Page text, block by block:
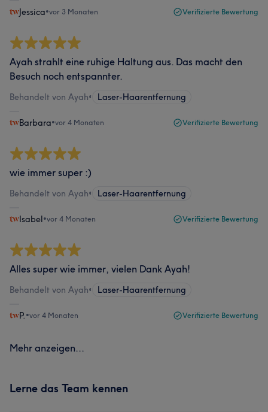
Jessica•vor 3 Monaten Verifizierte Bewertung
Ayah strahlt eine ruhige Haltung aus. Das macht den
Besuch noch entspannter.
Behandelt von Ayah• Laser-Haarentfernung
Barbara•vor 4 Monaten Verifizierte Bewertung
wie immer super :)
Behandelt von Ayah• Laser-Haarentfernung
Isabel•vor 4 Monaten Verifizierte Bewertung
Alles super wie immer, vielen Dank Ayah!
Behandelt von Ayah• Laser-Haarentfernung
P. •vor 4 Monaten Verifizierte Bewertung
Mehr anzeigen...
Lerne das Team kennen